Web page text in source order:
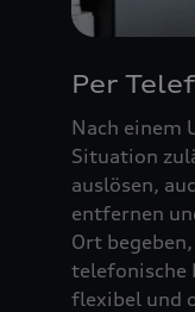
Per
Nach einem
Situation
auslösen,
entfernen
Ort
telefonische
flexibel und